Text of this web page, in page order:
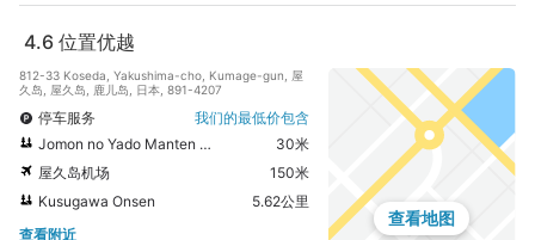
4.6 位置优越
812-33 Koseda, Yakushima-cho, Kumage-gun, 屋
久岛, 屋久岛, 鹿儿岛, 日本, 891-4207
停车服务
我们的最低价包含
Jomon no Yado Manten Higaeri Onsen
30米
屋久岛机场
150米
Kusugawa Onsen
5.62公里
查看附近
查看地图